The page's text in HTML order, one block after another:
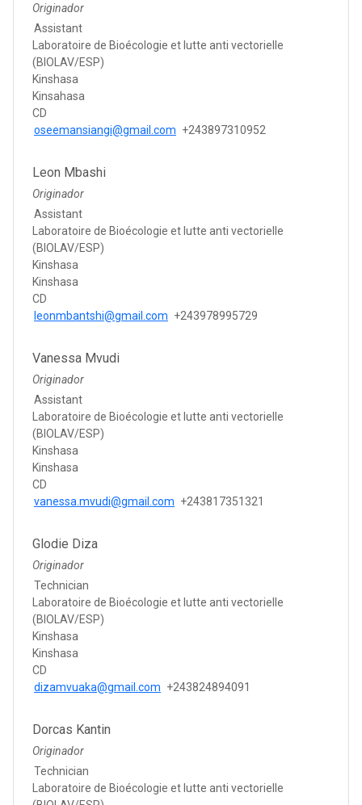
Originador
Assistant
Laboratoire de Bioécologie et lutte anti vectorielle
(BIOLAV/ESP)
Kinshasa
Kinsahasa
CD
oseemansiangi@gmail.com +243897310952
Leon Mbashi
Originador
Assistant
Laboratoire de Bioécologie et lutte anti vectorielle
(BIOLAV/ESP)
Kinshasa
Kinshasa
CD
leonmbantshi@gmail.com +243978995729
Vanessa Mvudi
Originador
Assistant
Laboratoire de Bioécologie et lutte anti vectorielle
(BIOLAV/ESP)
Kinshasa
Kinshasa
CD
vanessa.mvudi@gmail.com +243817351321
Glodie Diza
Originador
Technician
Laboratoire de Bioécologie et lutte anti vectorielle
(BIOLAV/ESP)
Kinshasa
Kinshasa
CD
dizamvuaka@gmail.com +243824894091
Dorcas Kantin
Originador
Technician
Laboratoire de Bioécologie et lutte anti vectorielle